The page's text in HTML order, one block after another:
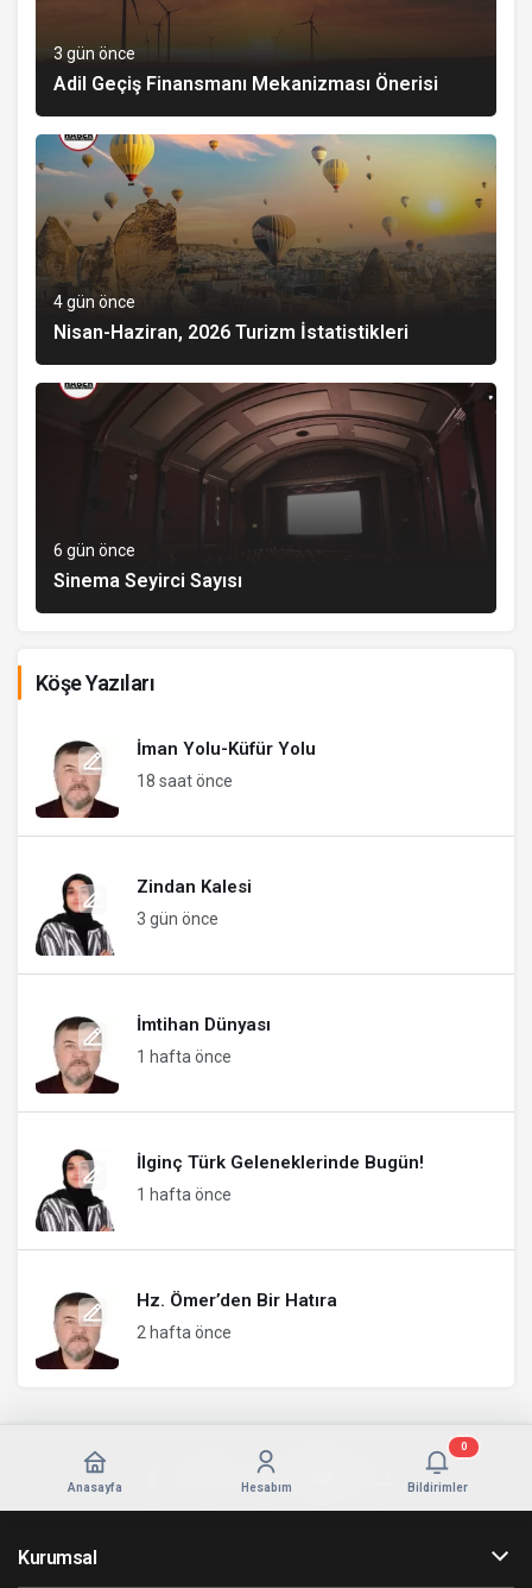
3 gün önce
Adil Geçiş Finansmanı Mekanizması Önerisi
4 gün önce
Nisan-Haziran, 2026 Turizm İstatistikleri
6 gün önce
Sinema Seyirci Sayısı
Köşe Yazıları
İman Yolu-Küfür Yolu
18 saat önce
Zindan Kalesi
3 gün önce
İmtihan Dünyası
1 hafta önce
İlginç Türk Geleneklerinde Bugün!
1 hafta önce
Hz. Ömer’den Bir Hatıra
2 hafta önce
Anasayfa Hesabım Bildirimler
0
Kurumsal